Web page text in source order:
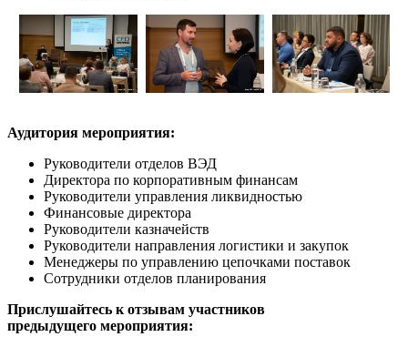
Аудитория мероприятия:
Руководители отделов ВЭД
Директора по корпоративным финансам
Руководители управления ликвидностью
Финансовые директора
Руководители казначейств
Руководители направления логистики и закупок
Менеджеры по управлению цепочками поставок
Сотрудники отделов планирования
Прислушайтесь к отзывам участников
предыдущего мероприятия: